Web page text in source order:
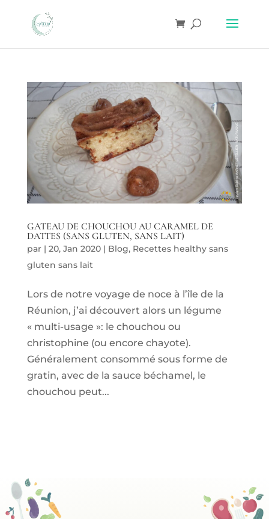
GATEAU DE CHOUCHOU AU CARAMEL DE
DATTES (SANS GLUTEN, SANS LAIT)
par | 20, Jan 2020| Blog, Recettes healthy sans
gluten sans lait
Lors de notre voyage de noce à l’île de la
Réunion, j’ai découvert alors un légume
« multi-usage »: le chouchou ou
christophine (ou encore chayote).
Généralement consommé sous forme de
gratin, avec de la sauce béchamel, le
chouchou peut...